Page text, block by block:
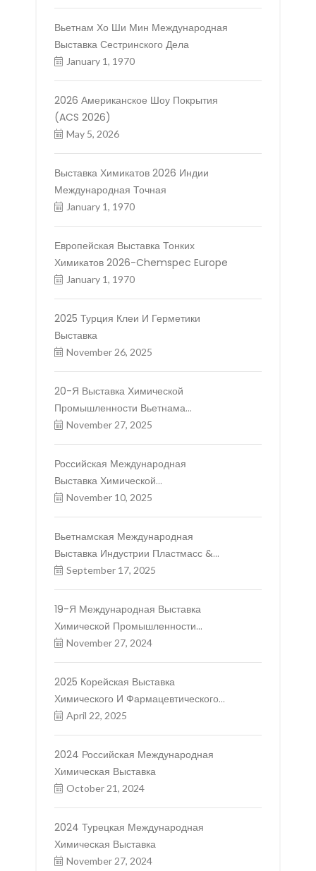
Вьетнам Хо Ши Мин Международная
Выставка Сестринского Дела
January 1, 1970
2026 Американское Шоу Покрытия
(ACS 2026)
May 5, 2026
Выставка Химикатов 2026 Индии
Международная Точная
January 1, 1970
Европейская Выставка Тонких
Химикатов 2026-Chemspec Europe
January 1, 1970
2025 Турция Клеи И Герметики
Выставка
November 26, 2025
20-Я Выставка Химической
Промышленности Вьетнама
Международная И 22-Я Выставка
Химической Промышленности Китая
(Вьетнама)
November 27, 2025
Российская Международная
Выставка Химической
Промышленности 2025 (ХИМИЯ)
November 10, 2025
Вьетнамская Международная
Выставка Индустрии Пластмасс &
Каучука
September 17, 2025
19-Я Международная Выставка
Химической Промышленности
Вьетнама И 21-Я Выставка
Химической Промышленности Китая
(Вьетнам)
November 27, 2024
2025 Корейская Выставка
Химического И Фармацевтического
Сырья
April 22, 2025
2024 Российская Международная
Химическая Выставка
October 21, 2024
2024 Турецкая Международная
Химическая Выставка
November 27, 2024